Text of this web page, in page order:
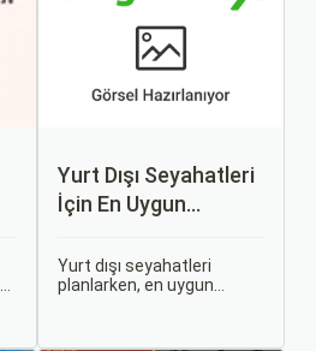
Yurt Dışı Seyahatleri
İçin En Uygun
Yurt dışı seyahatleri
planlarken, en uygun